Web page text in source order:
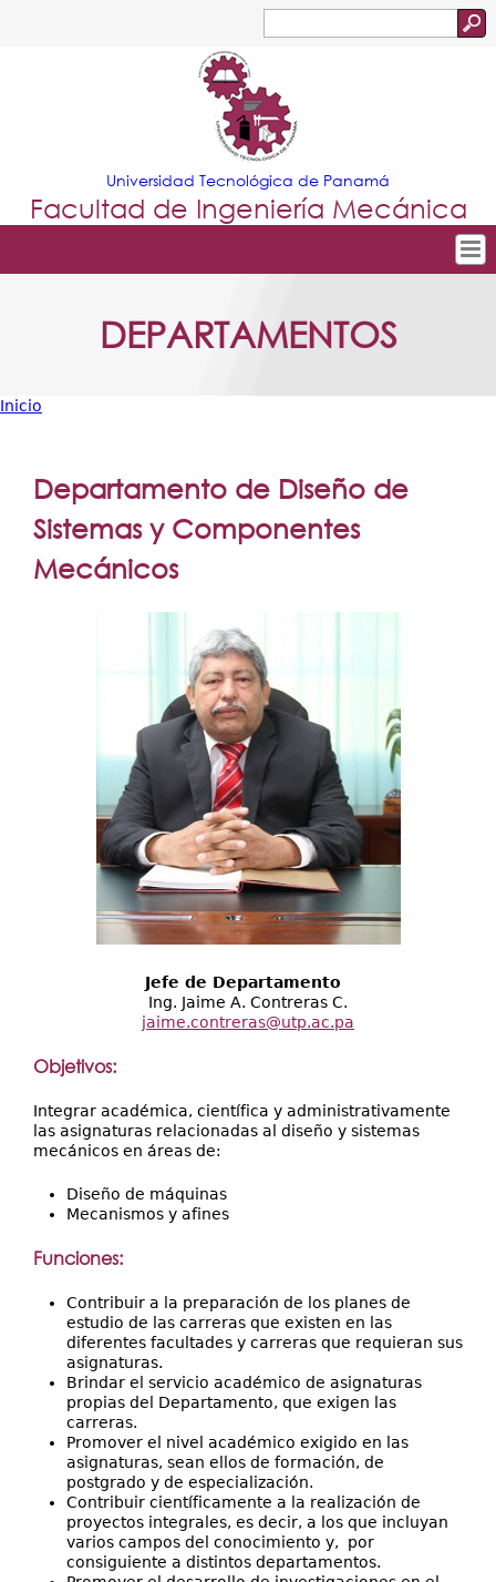
Jump to navigation
de
búsqueda
Universidad Tecnológica de Panamá
Facultad de Ingeniería Mecánica
Nuestra Facultad
Secretarías
Investigación+D+i
DEPARTAMENTOS
está
aquí
Inicio
Departamento de Diseño de
Sistemas y Componentes
Mecánicos
Jefe de Departamento
Ing. Jaime A. Contreras C.
jaime.contreras@utp.ac.pa
Objetivos:
Integrar académica, científica y administrativamente
las asignaturas relacionadas al diseño y sistemas
mecánicos en áreas de:
Diseño de máquinas
Mecanismos y afines
Funciones:
Contribuir a la preparación de los planes de
estudio de las carreras que existen en las
diferentes facultades y carreras que requieran sus
asignaturas.
Brindar el servicio académico de asignaturas
propias del Departamento, que exigen las
carreras.
Promover el nivel académico exigido en las
asignaturas, sean ellos de formación, de
postgrado y de especialización.
Contribuir científicamente a la realización de
proyectos integrales, es decir, a los que incluyan
varios campos del conocimiento y, por
consiguiente a distintos departamentos.